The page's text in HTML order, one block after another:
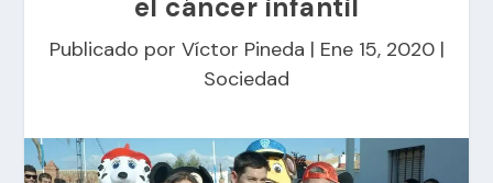
el cáncer infantil
Publicado por Víctor Pineda | Ene 15, 2020|
Sociedad